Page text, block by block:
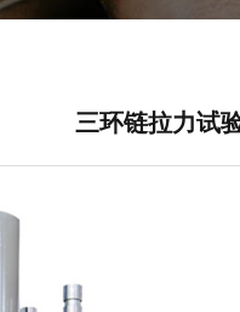
三环链拉力试